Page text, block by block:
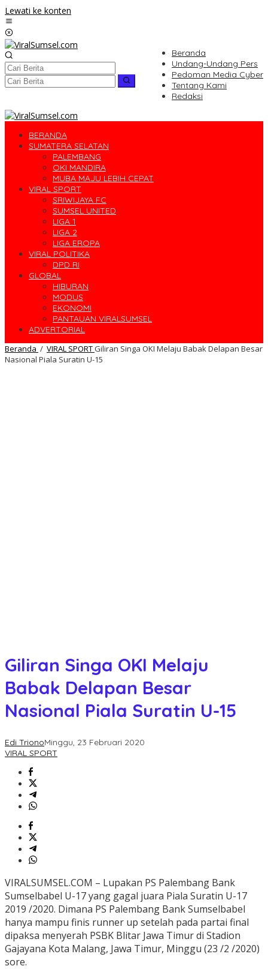
Lewati ke konten
Beranda
Undang-Undang Pers
Pedoman Media Cyber
Tentang Kami
Redaksi
BERANDA
SUMATERA SELATAN
PALEMBANG
OKI MANDIRA
MUBA MAJU LEBIH CEPAT
VIRAL SPORT
SRIWIJAYA FC
SUMSEL UNITED
LIGA 1
LIGA 2
LIGA EROPA
VIRAL POLITIKA
DPD RI
GLOBAL
HIBURAN
MODUS
EKONOMI
PANTAUAN VIRALSUMSEL
ADVERTORIAL
Beranda / VIRAL SPORTGiliran Singa OKI Melaju Babak Delapan Besar
Nasional Piala Suratin U-15
Giliran Singa OKI Melaju
Babak Delapan Besar
Nasional Piala Suratin U-15
Edi TrionoMinggu, 23 Februari 2020
VIRAL SPORT
VIRALSUMSEL.COM – Lupakan PS Palembang Bank
Sumselbabel U-17 yang gagal juara Piala Suratin U-17
2019 /2020. Dimana PS Palembang Bank Sumselbabel
hanya mampu finis runner up setelah pada partai final
dipaksa menyerah PSBK Blitar Jawa Timur di Stadion
Gajayana Kota Malang, Jawa Timur, Minggu (23 /2 /2020)
sore.